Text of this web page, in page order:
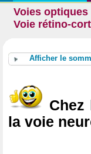
Voies optiques
Voie rétino-
Afficher le
la voie